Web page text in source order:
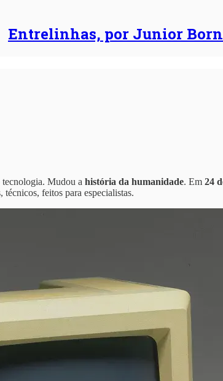
Entrelinhas, por Junior
tecnologia. Mudou a história da humanidade. Em 24
feitos para especialistas.